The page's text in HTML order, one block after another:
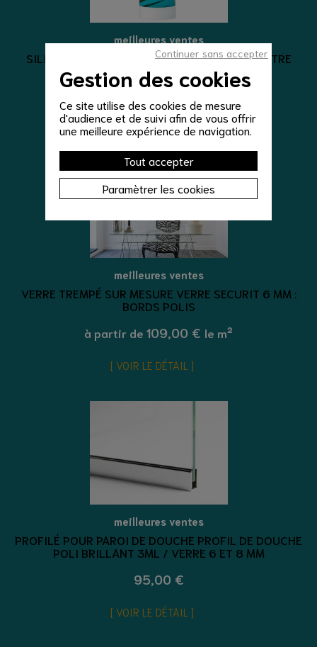
Gestion des cookies
Ce site utilise des cookies de mesure
d'audience et de suivi afin de vous offrir
une meilleure expérience de navigation.
Tout accepter
Paramètrer les cookies
Continuer sans accepter
meilleures ventes
SILICONE D'ÉTANCHÉITÉ CLAIR SILICONE NEUTRE
CLAIR
VOIR LE DÉTAIL
meilleures ventes
VERRE TREMPÉ SUR MESURE VERRE SECURIT 6 MM :
BORDS POLIS
à partir de 109,00 € le m²
VOIR LE DÉTAIL
meilleures ventes
PROFILÉ POUR PAROI DE DOUCHE PROFIL DE DOUCHE
POLI BRILLANT 3ML / VERRE 6 ET 8 MM
95,00 €
VOIR LE DÉTAIL